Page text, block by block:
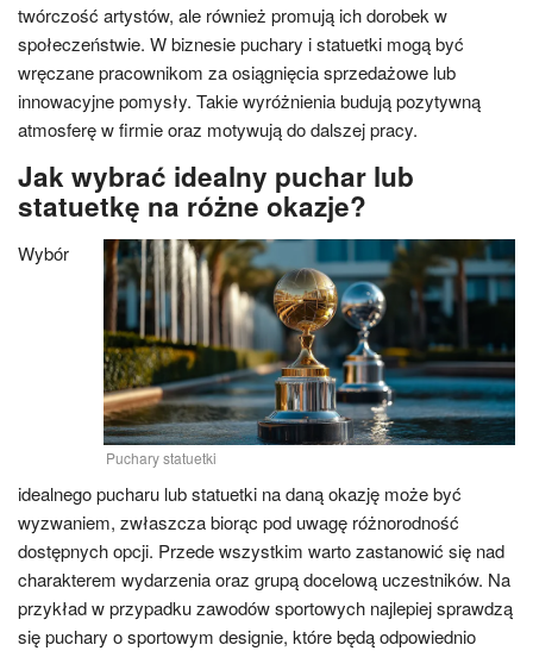
twórczość artystów, ale również promują ich dorobek w
społeczeństwie. W biznesie puchary i statuetki mogą być
wręczane pracownikom za osiągnięcia sprzedażowe lub
innowacyjne pomysły. Takie wyróżnienia budują pozytywną
atmosferę w firmie oraz motywują do dalszej pracy.
Jak wybrać idealny puchar lub
statuetkę na różne okazje?
Puchary statuetki
Wybór
idealnego pucharu lub statuetki na daną okazję może być
wyzwaniem, zwłaszcza biorąc pod uwagę różnorodność
dostępnych opcji. Przede wszystkim warto zastanowić się nad
charakterem wydarzenia oraz grupą docelową uczestników. Na
przykład w przypadku zawodów sportowych najlepiej sprawdzą
się puchary o sportowym designie, które będą odpowiednio